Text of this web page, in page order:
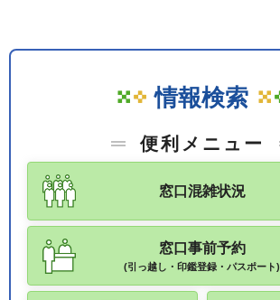
情報検索
便利メニュー
窓口混雑状況
窓口事前予約
(引っ越し・印鑑登録・パスポート)